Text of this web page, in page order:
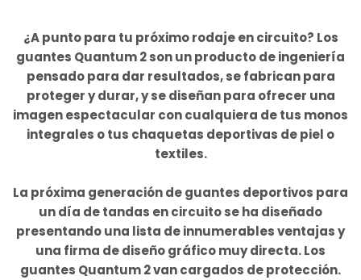
¿A punto para tu próximo rodaje en circuito? Los
guantes Quantum 2 son un producto de ingeniería
pensado para dar resultados, se fabrican para
proteger y durar, y se diseñan para ofrecer una
imagen espectacular con cualquiera de tus monos
integrales o tus chaquetas deportivas de piel o
textiles.
La próxima generación de guantes deportivos para
un día de tandas en circuito se ha diseñado
presentando una lista de innumerables ventajas y
una firma de diseño gráfico muy directa. Los
guantes Quantum 2 van cargados de protección.